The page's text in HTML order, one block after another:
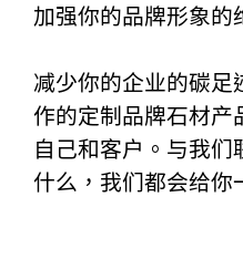
加强你的品牌形象的
减少你的企业的碳足
作的定制品牌石材产
自己和客户。与我们
什么，我们都会给你